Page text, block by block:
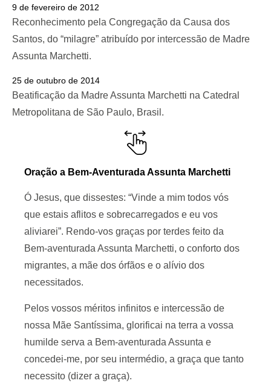
9 de fevereiro de 2012
Reconhecimento pela Congregação da Causa dos
Santos, do “milagre” atribuído por intercessão de Madre
Assunta Marchetti.
25 de outubro de 2014
Beatificação da Madre Assunta Marchetti na Catedral
Metropolitana de São Paulo, Brasil.
Oração a Bem-Aventurada Assunta Marchetti
Ó Jesus, que dissestes: “Vinde a mim todos vós
que estais aflitos e sobrecarregados e eu vos
aliviarei”. Rendo-vos graças por terdes feito da
Bem-aventurada Assunta Marchetti, o conforto dos
migrantes, a mãe dos órfãos e o alívio dos
necessitados.
Pelos vossos méritos infinitos e intercessão de
nossa Mãe Santíssima, glorificai na terra a vossa
humilde serva a Bem-aventurada Assunta e
concedei-me, por seu intermédio, a graça que tanto
necessito (dizer a graça).